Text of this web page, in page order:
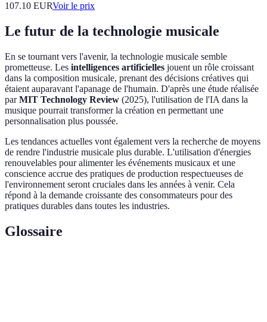
107.10 EURVoir le prix
Le futur de la technologie musicale
En se tournant vers l'avenir, la technologie musicale semble
prometteuse. Les intelligences artificielles jouent un rôle croissant
dans la composition musicale, prenant des décisions créatives qui
étaient auparavant l'apanage de l'humain. D'après une étude réalisée
parMIT Technology Review (2025), l'utilisation de l'IA dans la
musique pourrait transformer la création en permettant une
personnalisation plus poussée.
Les tendances actuelles vont également vers la recherche de moyens
de rendre l'industrie musicale plus durable. L'utilisation d'énergies
renouvelables pour alimenter les événements musicaux et une
conscience accrue des pratiques de production respectueuses de
l'environnement seront cruciales dans les années à venir. Cela
répond à la demande croissante des consommateurs pour des
pratiques durables dans toutes les industries.
Glossaire